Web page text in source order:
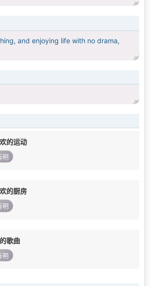
and enjoying life with no drama,
的运动
明
的厨房
明
歌曲
明